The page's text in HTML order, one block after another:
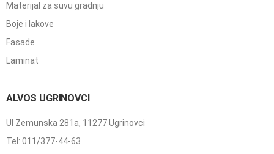
Materijal za suvu gradnju
Boje i lakove
Fasade
Laminat
ALVOS UGRINOVCI
Ul Zemunska 281a, 11277 Ugrinovci
Tel: 011/377-44-63